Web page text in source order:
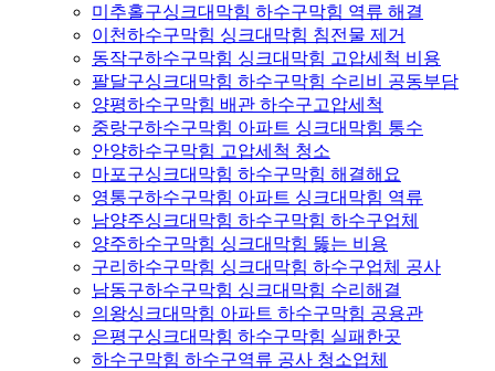
미추홀구싱크대막힘 하수구막힘 역류 해결
이천하수구막힘 싱크대막힘 침전물 제거
동작구하수구막힘 싱크대막힘 고압세척 비용
팔달구싱크대막힘 하수구막힘 수리비 공동부담
양평하수구막힘 배관 하수구고압세척
중랑구하수구막힘 아파트 싱크대막힘 통수
안양하수구막힘 고압세척 청소
마포구싱크대막힘 하수구막힘 해결해요
영통구하수구막힘 아파트 싱크대막힘 역류
남양주싱크대막힘 하수구막힘 하수구업체
양주하수구막힘 싱크대막힘 뚫는 비용
구리하수구막힘 싱크대막힘 하수구업체 공사
남동구하수구막힘 싱크대막힘 수리해결
의왕싱크대막힘 아파트 하수구막힘 공용관
은평구싱크대막힘 하수구막힘 실패한곳
하수구막힘 하수구역류 공사 청소업체